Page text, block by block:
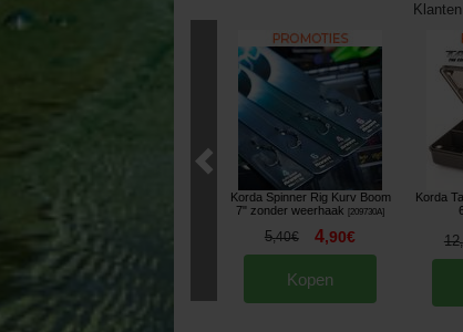
Korda Spinner Rig Kurv Boom
7" zonder weerhaak
[209730A]
5,40€ 4,90€
Kopen
Korda
12,